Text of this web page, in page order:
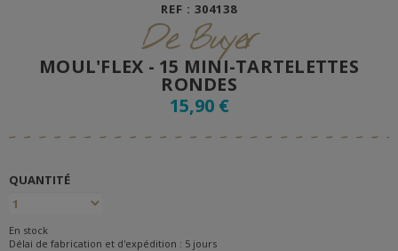
REF : 304138
De Buyer
MOUL'FLEX - 15 MINI-TARTELETTES
RONDES
15,90 €
QUANTITÉ
En stock
Délai de fabrication et d'expédition : 5 jours